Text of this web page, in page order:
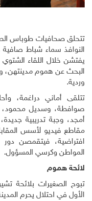
تتحلق صحافيات طوباس
النوافذ سماء شباط صافية
يفتشن خلال اللقاء
البحث عن هموم مدينتهن،
وردية.
تتلقى أماني دراغمة،
صوافطة، وسديل محمود،
أمجد، وجبة تدريبية
مقاطع فيديو لأسس
افتراضية، فيتقمصن
المواطن وكرسي المسؤول.
لائحة هموم
تبوح الصغيرات بلائحة
الأول في احتلال يحرم